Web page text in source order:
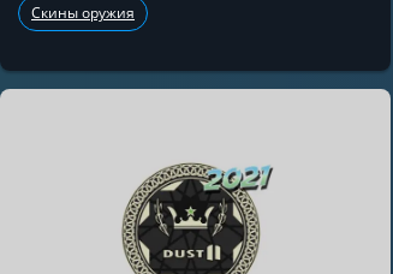
Скины оружия